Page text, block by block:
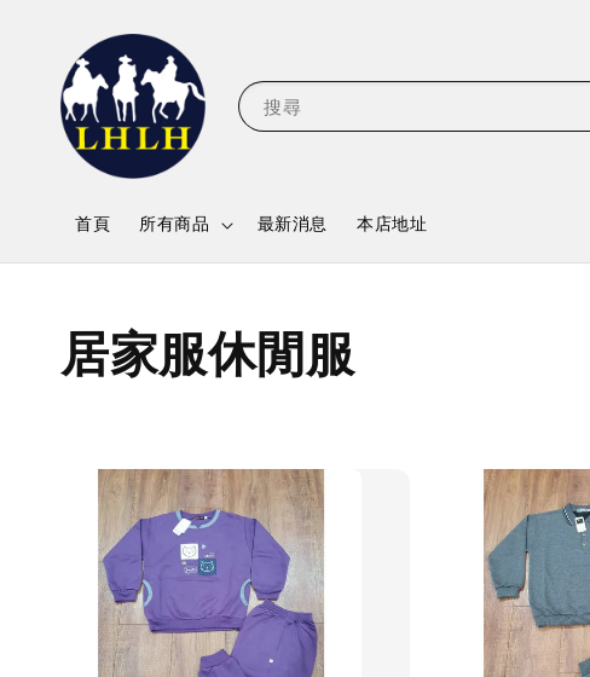
搜尋
首頁 所有商品 最新消息 本店地址
居家服休閒服